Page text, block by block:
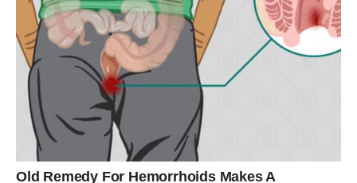
VAGA
Vagama dolazi veoma lijep period na emotivnom planu.
Moguć je susret, poruka ili razgovor koji mijenja
raspoloženje na najbolji mogući način.
Pred vama su dani puni topline i lijepih emocija.